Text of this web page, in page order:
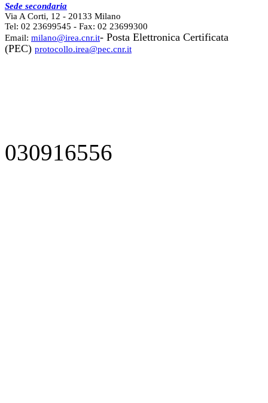
Sede secondaria
Via A Corti, 12 - 20133 Milano
Tel: 02 23699545 - Fax: 02 23699300
Email: milano@irea.cnr.it- Posta Elettronica Certificata
(PEC) protocollo.irea@pec.cnr.it
030916556